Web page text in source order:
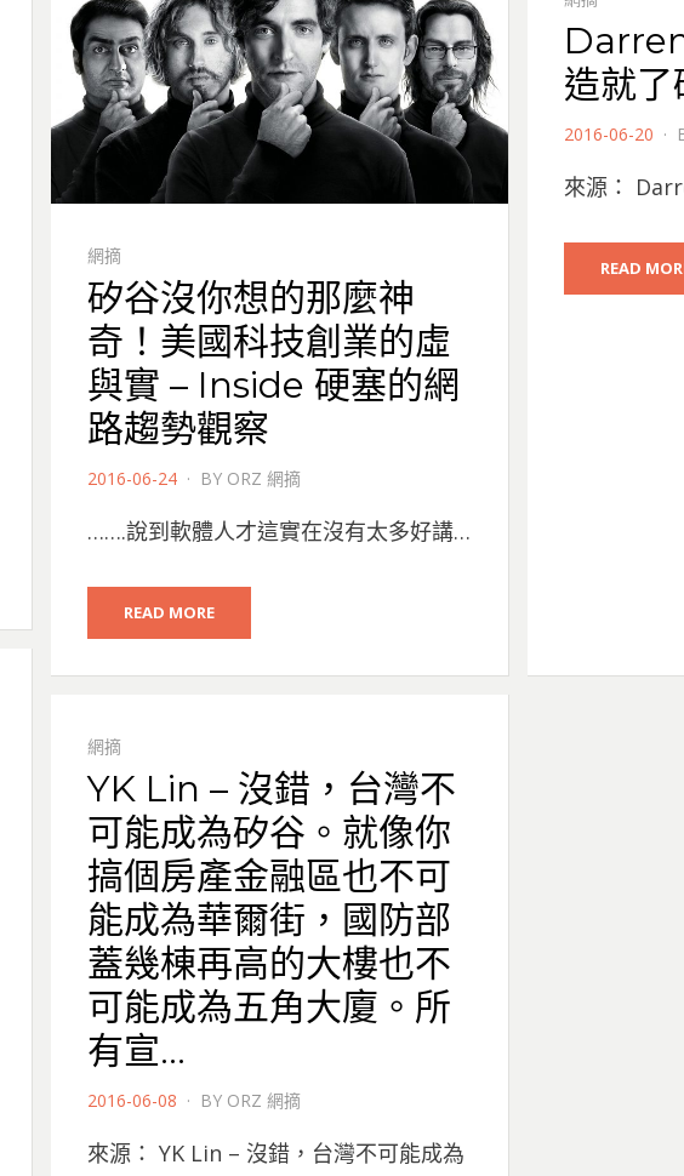
網摘
矽谷沒你想的那麼神
奇！美國科技創業的虛
與實 – Inside 硬塞的網
路趨勢觀察
POSTED
2016-06-24 BY ORZ 網摘
…….說到軟體人才這實在沒有太多好講…
READ MORE
造就
POSTED
2016-06-20
來源：
READ
網摘
YK Lin – 沒錯，台灣不
可能成為矽谷。就像你
搞個房產金融區也不可
能成為華爾街，國防部
蓋幾棟再高的大樓也不
可能成為五角大廈。所
有宣…
POSTED
2016-06-08 BY ORZ 網摘
來源： YK Lin – 沒錯，台灣不可能成為